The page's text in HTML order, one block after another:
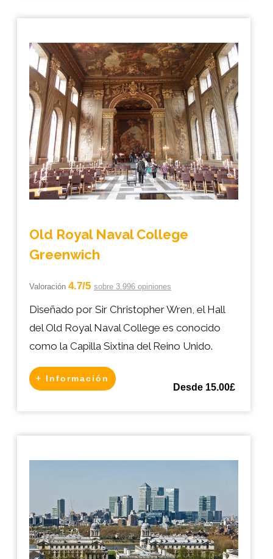
Old Royal Naval College
Greenwich
Valoración 4.7/5 sobre 3.996 opiniones
Diseñado por Sir Christopher Wren, el Hall
del Old Royal Naval College es conocido
como la Capilla Sixtina del Reino Unido.
+ Información
Desde 15.00£